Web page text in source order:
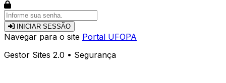
INICIAR SESSÃO
Navegar para o site Portal UFOPA
Gestor Sites 2.0 • Segurança